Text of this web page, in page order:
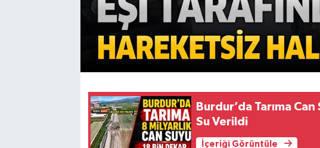
Burdur’da Tarıma
Su Verildi
İçeriği Görüntüle